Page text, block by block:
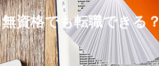
無資格でも転職できる？